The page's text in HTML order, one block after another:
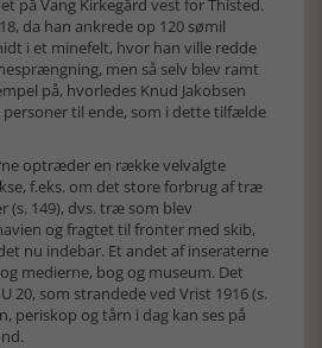
på Vang Kirkegård vest for Thisted.
da han ankrede op 120 sømil
i et minefelt, hvor han ville redde
men så selv blev ramt
på, hvorledes Knud Jakobsen
til ende, som i dette tilfælde
optræder en række velvalgte
f.eks. om det store forbrug af træ
(s. 149), dvs. træ som blev
og fragtet til fronter med skib,
nu indebar. Et andet af inseraterne
medierne, bog og museum. Det
20, som strandede ved Vrist 1916 (s.
periskop og tårn i dag kan ses på